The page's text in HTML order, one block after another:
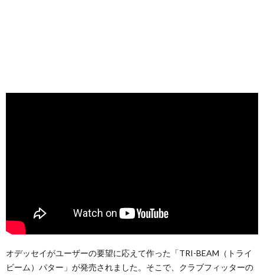
オデッセイがユーザーの要望に応えて作った「TRI-BEAM（トライ
ビーム）パター」が発売されました。そこで、クラブフィッターの